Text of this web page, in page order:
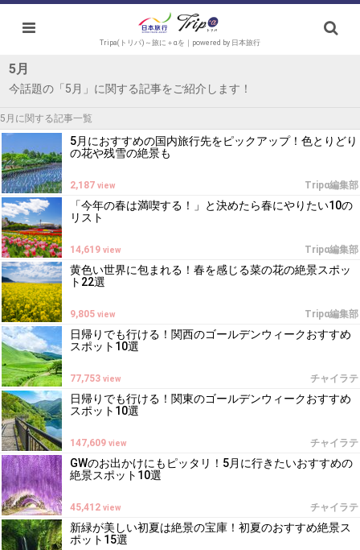
Tripa(トリパ)～旅に＋αを｜powered by 日本旅行
5月
今話題の「5月」に関する記事をご紹介します！
5月に関する記事一覧
5月におすすめの国内旅行先をピックアップ！色とりどり
の花や残雪の絶景も
Tripα編集部
2,187 view
「今年の春は満喫する！」と決めたら春にやりたい10の
リスト
Tripα編集部
14,619 view
黄色い世界に包まれる！春を感じる菜の花の絶景スポッ
ト22選
Tripα編集部
9,805 view
日帰りでも行ける！関西のゴールデンウィークおすすめ
スポット10選
チャイラテ
77,753 view
日帰りでも行ける！関東のゴールデンウィークおすすめ
スポット10選
チャイラテ
147,609 view
GWのお出かけにもピッタリ！5月に行きたいおすすめの
絶景スポット10選
チャイラテ
45,412 view
新緑が美しい初夏は絶景の宝庫！初夏のおすすめ絶景ス
ポット15選